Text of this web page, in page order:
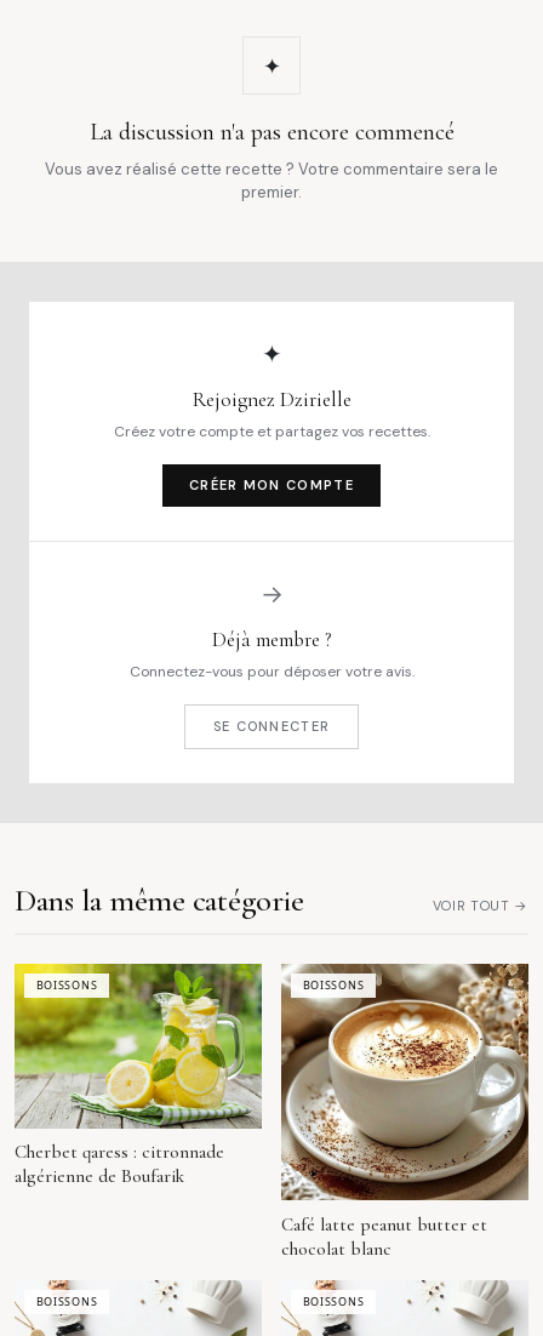
✦
La discussion n'a pas encore commencé
Vous avez réalisé cette recette ? Votre commentaire sera le
premier.
✦
Rejoignez Dzirielle
Créez votre compte et partagez vos recettes.
CRÉER MON COMPTE
→
Déjà membre ?
Connectez-vous pour déposer votre avis.
SE CONNECTER
Dans la même catégorie VOIR TOUT →
BOISSONS
Cherbet qaress : citronnade
algérienne de Boufarik
BOISSONS
Café latte peanut butter et
chocolat blanc
BOISSONS BOISSONS